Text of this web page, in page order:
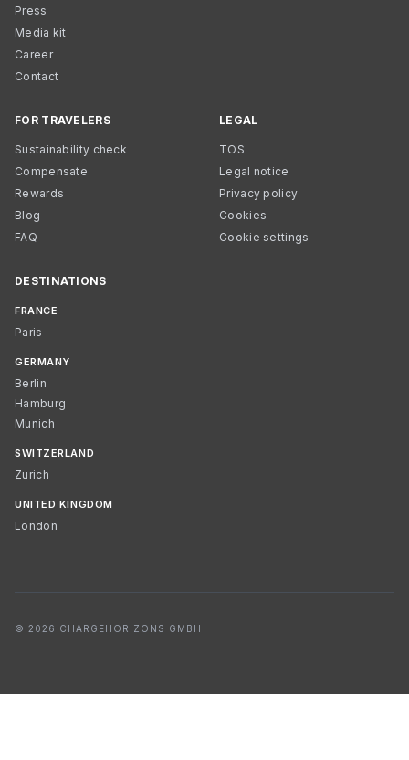
Press
Media kit
Career
Contact
FOR TRAVELERS
Sustainability check
Compensate
Rewards
Blog
FAQ
LEGAL
TOS
Legal notice
Privacy policy
Cookies
Cookie settings
DESTINATIONS
FRANCE
Paris
GERMANY
Berlin
Hamburg
Munich
SWITZERLAND
Zurich
UNITED KINGDOM
London
© 2026 CHARGEHORIZONS GMBH